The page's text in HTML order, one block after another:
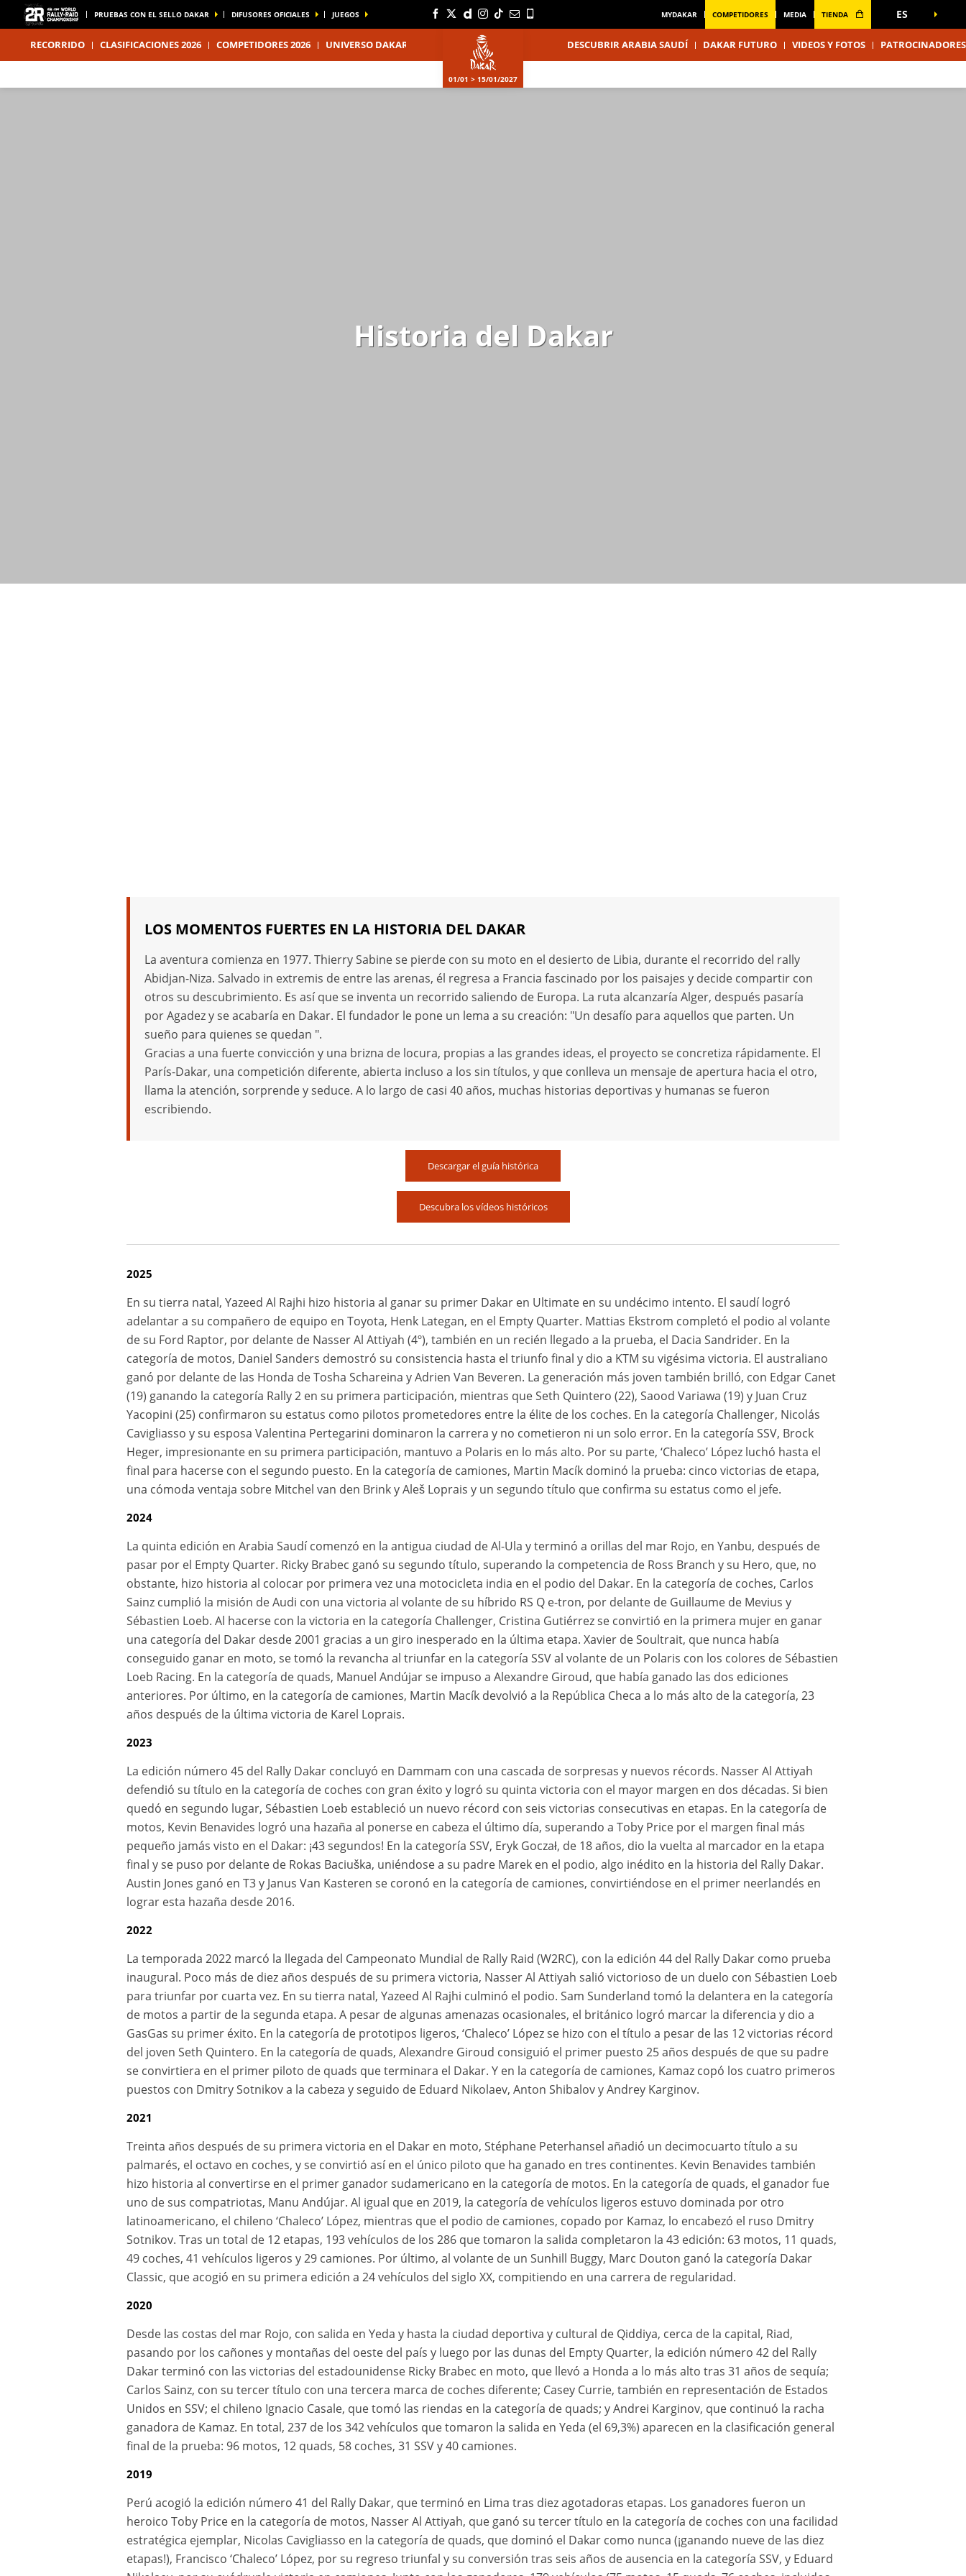
PRUEBAS CON EL SELLO DAKAR DIFUSORES OFICIALES JUEGOS MYDAKAR COMPETIDORES MEDIA TIENDA ES
RECORRIDO CLASIFICACIONES 2026 COMPETIDORES 2026 UNIVERSO DAKAR
01/01 > 15/01/2027
DESCUBRIR ARABIA SAUDÍ DAKAR FUTURO VIDEOS Y FOTOS PATROCINADORES
Historia del Dakar
LOS MOMENTOS FUERTES EN LA HISTORIA DEL DAKAR
La aventura comienza en 1977. Thierry Sabine se pierde con su moto en el desierto de Libia, durante el recorrido del rally
Abidjan-Niza. Salvado in extremis de entre las arenas, él regresa a Francia fascinado por los paisajes y decide compartir con
otros su descubrimiento. Es así que se inventa un recorrido saliendo de Europa. La ruta alcanzaría Alger, después pasaría
por Agadez y se acabaría en Dakar. El fundador le pone un lema a su creación: "Un desafío para aquellos que parten. Un
sueño para quienes se quedan ".
Gracias a una fuerte convicción y una brizna de locura, propias a las grandes ideas, el proyecto se concretiza rápidamente. El
París-Dakar, una competición diferente, abierta incluso a los sin títulos, y que conlleva un mensaje de apertura hacia el otro,
llama la atención, sorprende y seduce. A lo largo de casi 40 años, muchas historias deportivas y humanas se fueron
escribiendo.
Descargar el guía histórica
Descubra los vídeos históricos
2025
En su tierra natal, Yazeed Al Rajhi hizo historia al ganar su primer Dakar en Ultimate en su undécimo intento. El saudí logró
adelantar a su compañero de equipo en Toyota, Henk Lategan, en el Empty Quarter. Mattias Ekstrom completó el podio al volante
de su Ford Raptor, por delante de Nasser Al Attiyah (4º), también en un recién llegado a la prueba, el Dacia Sandrider. En la
categoría de motos, Daniel Sanders demostró su consistencia hasta el triunfo final y dio a KTM su vigésima victoria. El australiano
ganó por delante de las Honda de Tosha Schareina y Adrien Van Beveren. La generación más joven también brilló, con Edgar Canet
(19) ganando la categoría Rally 2 en su primera participación, mientras que Seth Quintero (22), Saood Variawa (19) y Juan Cruz
Yacopini (25) confirmaron su estatus como pilotos prometedores entre la élite de los coches. En la categoría Challenger, Nicolás
Cavigliasso y su esposa Valentina Pertegarini dominaron la carrera y no cometieron ni un solo error. En la categoría SSV, Brock
Heger, impresionante en su primera participación, mantuvo a Polaris en lo más alto. Por su parte, ‘Chaleco’ López luchó hasta el
final para hacerse con el segundo puesto. En la categoría de camiones, Martin Macík dominó la prueba: cinco victorias de etapa,
una cómoda ventaja sobre Mitchel van den Brink y Aleš Loprais y un segundo título que confirma su estatus como el jefe.
2024
La quinta edición en Arabia Saudí comenzó en la antigua ciudad de Al-Ula y terminó a orillas del mar Rojo, en Yanbu, después de
pasar por el Empty Quarter. Ricky Brabec ganó su segundo título, superando la competencia de Ross Branch y su Hero, que, no
obstante, hizo historia al colocar por primera vez una motocicleta india en el podio del Dakar. En la categoría de coches, Carlos
Sainz cumplió la misión de Audi con una victoria al volante de su híbrido RS Q e-tron, por delante de Guillaume de Mevius y
Sébastien Loeb. Al hacerse con la victoria en la categoría Challenger, Cristina Gutiérrez se convirtió en la primera mujer en ganar
una categoría del Dakar desde 2001 gracias a un giro inesperado en la última etapa. Xavier de Soultrait, que nunca había
conseguido ganar en moto, se tomó la revancha al triunfar en la categoría SSV al volante de un Polaris con los colores de Sébastien
Loeb Racing. En la categoría de quads, Manuel Andújar se impuso a Alexandre Giroud, que había ganado las dos ediciones
anteriores. Por último, en la categoría de camiones, Martin Macík devolvió a la República Checa a lo más alto de la categoría, 23
años después de la última victoria de Karel Loprais.
2023
La edición número 45 del Rally Dakar concluyó en Dammam con una cascada de sorpresas y nuevos récords. Nasser Al Attiyah
defendió su título en la categoría de coches con gran éxito y logró su quinta victoria con el mayor margen en dos décadas. Si bien
quedó en segundo lugar, Sébastien Loeb estableció un nuevo récord con seis victorias consecutivas en etapas. En la categoría de
motos, Kevin Benavides logró una hazaña al ponerse en cabeza el último día, superando a Toby Price por el margen final más
pequeño jamás visto en el Dakar: ¡43 segundos! En la categoría SSV, Eryk Goczał, de 18 años, dio la vuelta al marcador en la etapa
final y se puso por delante de Rokas Baciuška, uniéndose a su padre Marek en el podio, algo inédito en la historia del Rally Dakar.
Austin Jones ganó en T3 y Janus Van Kasteren se coronó en la categoría de camiones, convirtiéndose en el primer neerlandés en
lograr esta hazaña desde 2016.
2022
La temporada 2022 marcó la llegada del Campeonato Mundial de Rally Raid (W2RC), con la edición 44 del Rally Dakar como prueba
inaugural. Poco más de diez años después de su primera victoria, Nasser Al Attiyah salió victorioso de un duelo con Sébastien Loeb
para triunfar por cuarta vez. En su tierra natal, Yazeed Al Rajhi culminó el podio. Sam Sunderland tomó la delantera en la categoría
de motos a partir de la segunda etapa. A pesar de algunas amenazas ocasionales, el británico logró marcar la diferencia y dio a
GasGas su primer éxito. En la categoría de prototipos ligeros, ‘Chaleco’ López se hizo con el título a pesar de las 12 victorias récord
del joven Seth Quintero. En la categoría de quads, Alexandre Giroud consiguió el primer puesto 25 años después de que su padre
se convirtiera en el primer piloto de quads que terminara el Dakar. Y en la categoría de camiones, Kamaz copó los cuatro primeros
puestos con Dmitry Sotnikov a la cabeza y seguido de Eduard Nikolaev, Anton Shibalov y Andrey Karginov.
2021
Treinta años después de su primera victoria en el Dakar en moto, Stéphane Peterhansel añadió un decimocuarto título a su
palmarés, el octavo en coches, y se convirtió así en el único piloto que ha ganado en tres continentes. Kevin Benavides también
hizo historia al convertirse en el primer ganador sudamericano en la categoría de motos. En la categoría de quads, el ganador fue
uno de sus compatriotas, Manu Andújar. Al igual que en 2019, la categoría de vehículos ligeros estuvo dominada por otro
latinoamericano, el chileno ‘Chaleco’ López, mientras que el podio de camiones, copado por Kamaz, lo encabezó el ruso Dmitry
Sotnikov. Tras un total de 12 etapas, 193 vehículos de los 286 que tomaron la salida completaron la 43 edición: 63 motos, 11 quads,
49 coches, 41 vehículos ligeros y 29 camiones. Por último, al volante de un Sunhill Buggy, Marc Douton ganó la categoría Dakar
Classic, que acogió en su primera edición a 24 vehículos del siglo XX, compitiendo en una carrera de regularidad.
2020
Desde las costas del mar Rojo, con salida en Yeda y hasta la ciudad deportiva y cultural de Qiddiya, cerca de la capital, Riad,
pasando por los cañones y montañas del oeste del país y luego por las dunas del Empty Quarter, la edición número 42 del Rally
Dakar terminó con las victorias del estadounidense Ricky Brabec en moto, que llevó a Honda a lo más alto tras 31 años de sequía;
Carlos Sainz, con su tercer título con una tercera marca de coches diferente; Casey Currie, también en representación de Estados
Unidos en SSV; el chileno Ignacio Casale, que tomó las riendas en la categoría de quads; y Andrei Karginov, que continuó la racha
ganadora de Kamaz. En total, 237 de los 342 vehículos que tomaron la salida en Yeda (el 69,3%) aparecen en la clasificación general
final de la prueba: 96 motos, 12 quads, 58 coches, 31 SSV y 40 camiones.
2019
Perú acogió la edición número 41 del Rally Dakar, que terminó en Lima tras diez agotadoras etapas. Los ganadores fueron un
heroico Toby Price en la categoría de motos, Nasser Al Attiyah, que ganó su tercer título en la categoría de coches con una facilidad
estratégica ejemplar, Nicolas Cavigliasso en la categoría de quads, que dominó el Dakar como nunca (¡ganando nueve de las diez
etapas!), Francisco ‘Chaleco’ López, por su regreso triunfal y su conversión tras seis años de ausencia en la categoría SSV, y Eduard